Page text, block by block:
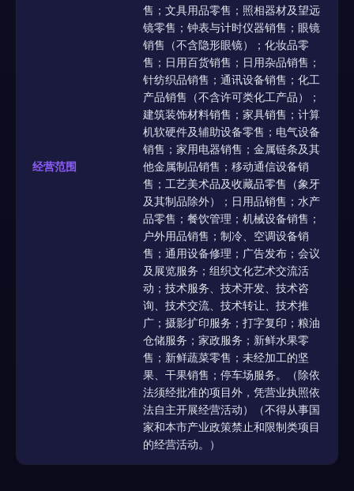
经营范围
售；文具用品零售；照相器材及望远
镜零售；钟表与计时仪器销售；眼镜
销售（不含隐形眼镜）；化妆品零
售；日用百货销售；日用杂品销售；
针纺织品销售；通讯设备销售；化工
产品销售（不含许可类化工产品）；
建筑装饰材料销售；家具销售；计算
机软硬件及辅助设备零售；电气设备
销售；家用电器销售；金属链条及其
他金属制品销售；移动通信设备销
售；工艺美术品及收藏品零售（象牙
及其制品除外）；日用品销售；水产
品零售；餐饮管理；机械设备销售；
户外用品销售；制冷、空调设备销
售；通用设备修理；广告发布；会议
及展览服务；组织文化艺术交流活
动；技术服务、技术开发、技术咨
询、技术交流、技术转让、技术推
广；摄影扩印服务；打字复印；粮油
仓储服务；家政服务；新鲜水果零
售；新鲜蔬菜零售；未经加工的坚
果、干果销售；停车场服务。（除依
法须经批准的项目外，凭营业执照依
法自主开展经营活动）（不得从事国
家和本市产业政策禁止和限制类项目
的经营活动。）